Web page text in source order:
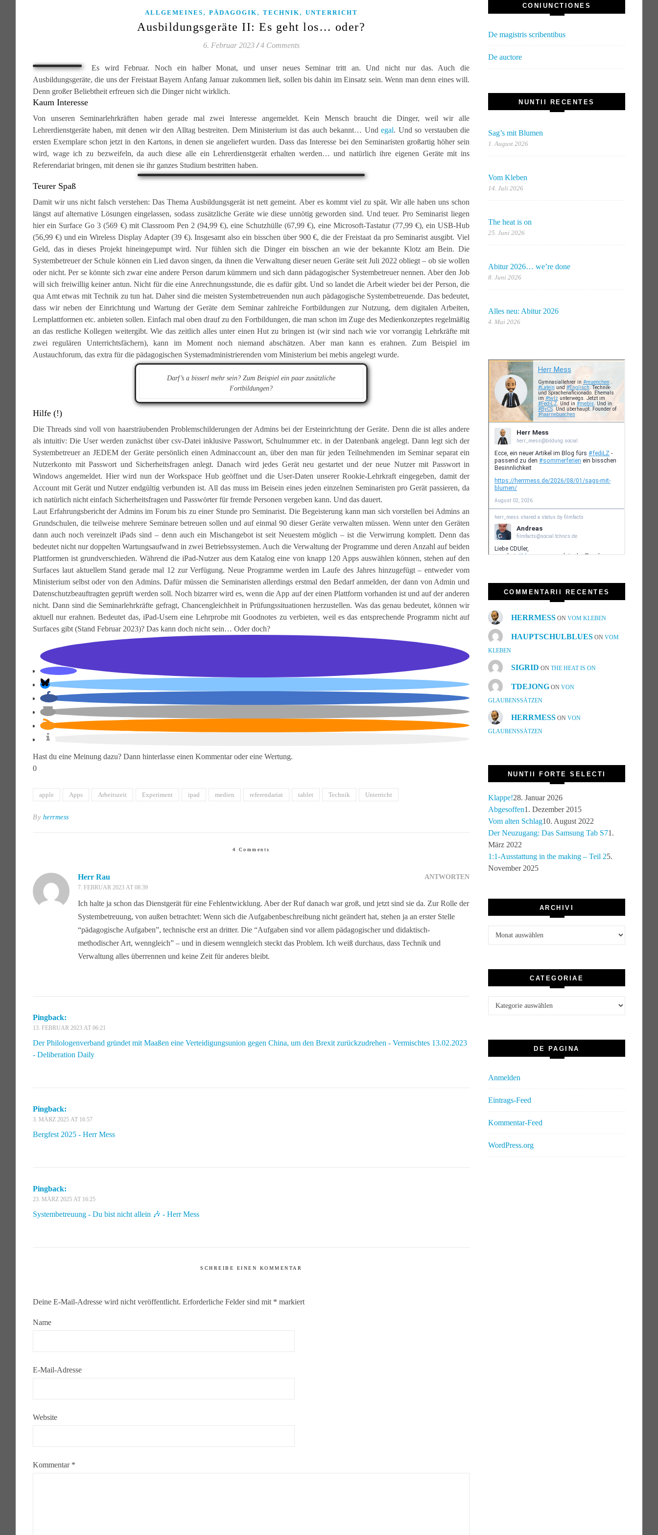
ALLGEMEINES , PÄDAGOGIK , TECHNIK , UNTERRICHT
Ausbildungsgeräte II: Es geht los… oder?
6. Februar 2023 / 4 Comments
Es wird Februar. Noch ein halber Monat, und unser neues Seminar tritt an. Und nicht nur das. Auch die
Ausbildungsgeräte, die uns der Freistaat Bayern Anfang Januar zukommen ließ, sollen bis dahin im Einsatz sein. Wenn man denn eines will.
Denn großer Beliebtheit erfreuen sich die Dinger nicht wirklich.
Kaum Interesse
Von unseren Seminarlehrkräften haben gerade mal zwei Interesse angemeldet. Kein Mensch braucht die Dinger, weil wir alle
Lehrerdienstgeräte haben, mit denen wir den Alltag bestreiten. Dem Ministerium ist das auch bekannt… Undegal. Und so verstauben die
ersten Exemplare schon jetzt in den Kartons, in denen sie angeliefert wurden. Dass das Interesse bei den Seminaristen großartig höher sein
wird, wage ich zu bezweifeln, da auch diese alle ein Lehrerdienstgerät erhalten werden… und natürlich ihre eigenen Geräte mit ins
Referendariat bringen, mit denen sie ihr ganzes Studium bestritten haben.
Teurer Spaß
Damit wir uns nicht falsch verstehen: Das Thema Ausbildungsgerät ist nett gemeint. Aber es kommt viel zu spät. Wir alle haben uns schon
längst auf alternative Lösungen eingelassen, sodass zusätzliche Geräte wie diese unnötig geworden sind. Und teuer. Pro Seminarist liegen
hier ein Surface Go 3 (569 €) mit Classroom Pen 2 (94,99 €), eine Schutzhülle (67,99 €), eine Microsoft-Tastatur (77,99 €), ein USB-Hub
(56,99 €) und ein Wireless Display Adapter (39 €). Insgesamt also ein bisschen über 900 €, die der Freistaat da pro Seminarist ausgibt. Viel
Geld, das in dieses Projekt hineingepumpt wird. Nur fühlen sich die Dinger ein bisschen an wie der bekannte Klotz am Bein. Die
Systembetreuer der Schule können ein Lied davon singen, da ihnen die Verwaltung dieser neuen Geräte seit Juli 2022 obliegt – ob sie wollen
oder nicht. Per se könnte sich zwar eine andere Person darum kümmern und sich dann pädagogischer Systembetreuer nennen. Aber den Job
will sich freiwillig keiner antun. Nicht für die eine Anrechnungsstunde, die es dafür gibt. Und so landet die Arbeit wieder bei der Person, die
qua Amt etwas mit Technik zu tun hat. Daher sind die meisten Systembetreuenden nun auch pädagogische Systembetreuende. Das bedeutet,
dass wir neben der Einrichtung und Wartung der Geräte dem Seminar zahlreiche Fortbildungen zur Nutzung, dem digitalen Arbeiten,
Lernplattformen etc. anbieten sollen. Einfach mal oben drauf zu den Fortbildungen, die man schon im Zuge des Medienkonzeptes regelmäßig
an das restliche Kollegen weitergibt. Wie das zeitlich alles unter einen Hut zu bringen ist (wir sind nach wie vor vorrangig Lehrkräfte mit
zwei regulären Unterrichtsfächern), kann im Moment noch niemand abschätzen. Aber man kann es erahnen. Zum Beispiel im
Austauchforum, das extra für die pädagogischen Systemadministrierenden vom Ministerium bei mebis angelegt wurde.
Darf’s a bisserl mehr sein? Zum Beispiel ein paar zusätzliche
Fortbildungen?
Hilfe (!)
Die Threads sind voll von haarsträubenden Problemschilderungen der Admins bei der Ersteinrichtung der Geräte. Denn die ist alles andere
als intuitiv: Die User werden zunächst über csv-Datei inklusive Passwort, Schulnummer etc. in der Datenbank angelegt. Dann legt sich der
Systembetreuer an JEDEM der Geräte persönlich einen Adminaccount an, über den man für jeden Teilnehmenden im Seminar separat ein
Nutzerkonto mit Passwort und Sicherheitsfragen anlegt. Danach wird jedes Gerät neu gestartet und der neue Nutzer mit Passwort in
Windows angemeldet. Hier wird nun der Workspace Hub geöffnet und die User-Daten unserer Rookie-Lehrkraft eingegeben, damit der
Account mit Gerät und Nutzer endgültig verbunden ist. All das muss im Beisein eines jeden einzelnen Seminaristen pro Gerät passieren, da
ich natürlich nicht einfach Sicherheitsfragen und Passwörter für fremde Personen vergeben kann. Und das dauert.
Laut Erfahrungsbericht der Admins im Forum bis zu einer Stunde pro Seminarist. Die Begeisterung kann man sich vorstellen bei Admins an
Grundschulen, die teilweise mehrere Seminare betreuen sollen und auf einmal 90 dieser Geräte verwalten müssen. Wenn unter den Geräten
dann auch noch vereinzelt iPads sind – denn auch ein Mischangebot ist seit Neuestem möglich – ist die Verwirrung komplett. Denn das
bedeutet nicht nur doppelten Wartungsaufwand in zwei Betriebssystemen. Auch die Verwaltung der Programme und deren Anzahl auf beiden
Plattformen ist grundverschieden. Während die iPad-Nutzer aus dem Katalog eine von knapp 120 Apps auswählen können, stehen auf den
Surfaces laut aktuellem Stand gerade mal 12 zur Verfügung. Neue Programme werden im Laufe des Jahres hinzugefügt – entweder vom
Ministerium selbst oder von den Admins. Dafür müssen die Seminaristen allerdings erstmal den Bedarf anmelden, der dann von Admin und
Datenschutzbeauftragten geprüft werden soll. Noch bizarrer wird es, wenn die App auf der einen Plattform vorhanden ist und auf der anderen
nicht. Dann sind die Seminarlehrkräfte gefragt, Chancengleichheit in Prüfungssituationen herzustellen. Was das genau bedeutet, können wir
aktuell nur erahnen. Bedeutet das, iPad-Usern eine Lehrprobe mit Goodnotes zu verbieten, weil es das entsprechende Programm nicht auf
Surfaces gibt (Stand Februar 2023)? Das kann doch nicht sein… Oder doch?
Hast du eine Meinung dazu? Dann hinterlasse einen Kommentar oder eine Wertung.
0
apple Apps Arbeitszeit Experiment ipad medien referendariat tablet Technik Unterricht
By herrmess
4 Comments
Herr Rau
7. FEBRUAR 2023 AT 08:39
ANTWORTEN
Ich halte ja schon das Dienstgerät für eine Fehlentwicklung. Aber der Ruf danach war groß, und jetzt sind sie da. Zur Rolle der
Systembetreuung, von außen betrachtet: Wenn sich die Aufgabenbeschreibung nicht geändert hat, stehen ja an erster Stelle
“pädagogische Aufgaben”, technische erst an dritter. Die “Aufgaben sind vor allem pädagogischer und didaktisch-
methodischer Art, wenngleich” – und in diesem wenngleich steckt das Problem. Ich weiß durchaus, dass Technik und
Verwaltung alles überrennen und keine Zeit für anderes bleibt.
Pingback:
13. FEBRUAR 2023 AT 06:21
Der Philologenverband gründet mit Maaßen eine Verteidigungsunion gegen China, um den Brexit zurückzudrehen - Vermischtes 13.02.2023
- Deliberation Daily
Pingback:
3. MÄRZ 2025 AT 16:57
Bergfest 2025 - Herr Mess
Pingback:
23. MÄRZ 2025 AT 16:25
Systembetreuung - Du bist nicht allein 🎶 - Herr Mess
SCHREIBE EINEN KOMMENTAR
Deine E-Mail-Adresse wird nicht veröffentlicht. Erforderliche Felder sind mit * markiert
Name
E-Mail-Adresse
Website
Kommentar *
CONIUNCTIONES
De magistris scribentibus
De auctore
NUNTII RECENTES
Sag’s mit Blumen
1. August 2026
Vom Kleben
14. Juli 2026
The heat is on
25. Juni 2026
Abitur 2026… we’re done
8. Juni 2026
Alles neu: Abitur 2026
4. Mai 2026
COMMENTARII RECENTES
HERRMESS ON VOM KLEBEN
HAUPTSCHULBLUES ON VOM
KLEBEN
SIGRID ON THE HEAT IS ON
TDEJONG ON VON
GLAUBENSSÄTZEN
HERRMESS ON VON
GLAUBENSSÄTZEN
NUNTII FORTE SELECTI
Klappe!28. Januar 2026
Abgesoffen1. Dezember 2015
Vom alten Schlag10. August 2022
Der Neuzugang: Das Samsung Tab S71.
März 2022
1:1-Ausstattung in the making – Teil 25.
November 2025
ARCHIVI
Archivi
CATEGORIAE
Categoriae
DE PAGINA
Anmelden
Eintrags-Feed
Kommentar-Feed
WordPress.org